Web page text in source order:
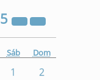
Sáb Dom
1
2